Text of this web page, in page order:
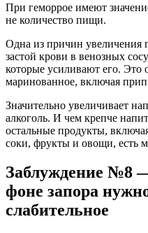
При геморрое имеют
не количество пищи.
Одна из причин
застой крови в венозных
которые усиливают его. Это
маринованное, включая
Значительно увеличивает
алкоголь. И чем крепче
остальные продукты,
соки, фрукты и овощи, есть
Заблуждение №8
фоне запора
слабительное